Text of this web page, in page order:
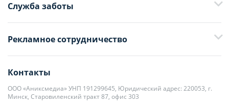
Служба заботы
+375 29 376-13-70
+375 33 376-13-70
editor@domovita.by
Мы принимаем звонки и отвечаем на письма в будние дни с 9:00 до
18:00.
Рекламное сотрудничество
+375 29 563-15-61 Кристина Филюта
kb@domovita.by
+375 29 179-11-28 Владислав Гладченко
vg@domovita.by
Контакты
ООО «Аниксмедиа» УНП 191299645, Юридический адрес: 220053, г.
Минск, Старовиленский тракт 87, офис 303